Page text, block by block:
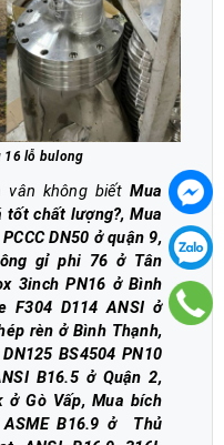
16 lỗ bulong
vân không biếtMua
tốt chất lượng?, Mua
DN50 ở quận 9,
gỉ phi 76 ở Tân
3inch PN16 ở Bình
F304 D114 ANSI ở
rèn ở Bình Thạnh,
BS4504 PN10
B16.5 ở Quận 2,
ở Gò Vấp, Mua bích
B16.9 ở Thủ